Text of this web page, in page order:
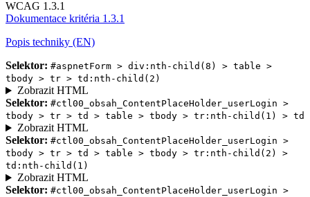
WCAG 1.3.1
Dokumentace kritéria 1.3.1
Popis techniky (EN)
Selektor: #aspnetForm > div:nth-child(8) > table >
tbody > tr > td:nth-child(2)
Zobrazit HTML
Selektor: #ctl00_obsah_ContentPlaceHolder_userLogin >
tbody > tr > td > table > tbody > tr:nth-child(1) > td
Zobrazit HTML
Selektor: #ctl00_obsah_ContentPlaceHolder_userLogin >
tbody > tr > td > table > tbody > tr:nth-child(2) >
td:nth-child(1)
Zobrazit HTML
Selektor: #ctl00_obsah_ContentPlaceHolder_userLogin >